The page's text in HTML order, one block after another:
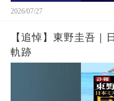
2026/07/27
【追悼】東野圭吾｜
軌跡